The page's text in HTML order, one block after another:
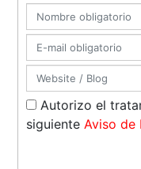
Autorizo el
siguienteAviso de